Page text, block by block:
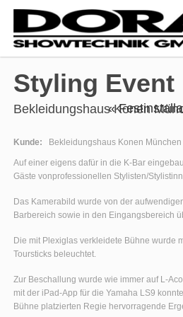
Styling Event
Bekleidungshaus Konen
«
Kunde: Bekleidungshaus Konen München
Auf einer eigens dafür in die K-Bar
Gäste vonprofessionellen Stylisten/
Das Kamerabild wurde von der
Barbereich sowie in den Eingangsbereich
Die mit Plexiglas verkleidete Bühne wurde
Toursticks beleuchtet.
Zur Beschallung wurde wie immer auf L-
mit der iPad-App für die Yamaha LS9
Bühne platzierten Regie hervorragende